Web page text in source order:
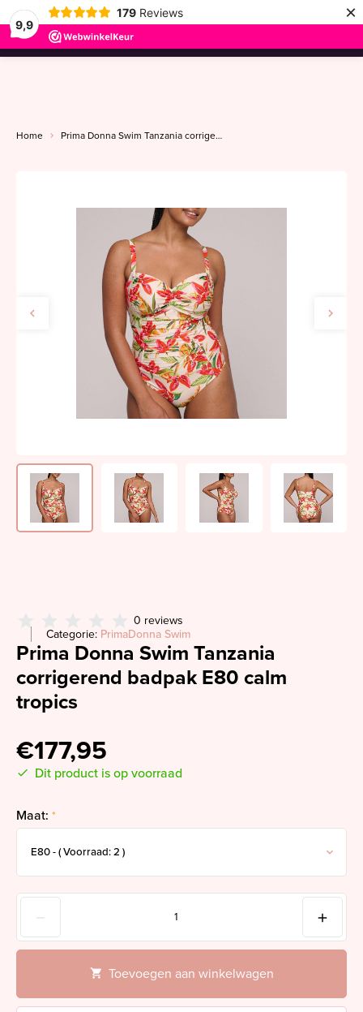
9,9
179 Reviews ×
menu
Home Prima Donna Swim Tanzania corrigerend badpak E80 calm tropics
0 reviews
Categorie: PrimaDonna Swim
Prima Donna Swim Tanzania
corrigerend badpak E80 calm
tropics
€177,95
Dit product is op voorraad
Maat: *
Toevoegen aan winkelwagen